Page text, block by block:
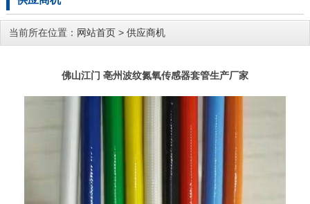
当前所在位置： 网站首页 > 供应商机
佛山江门 亳州波纹氮氧传感器套管生产厂家